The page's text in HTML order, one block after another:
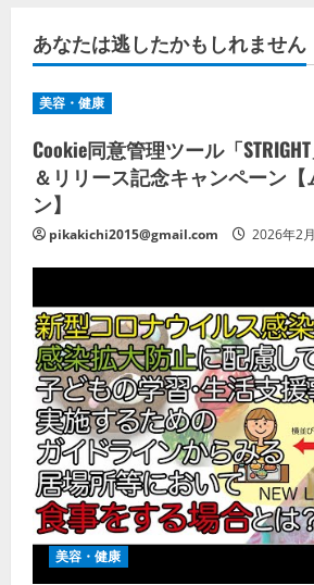
あなたは逃したかもしれません
美容・健康
Cookie同意管理ツール「
＆リリース記念キャンペーン【
ン】
pikakichi2015@gmail.com 2026年2
美容・健康